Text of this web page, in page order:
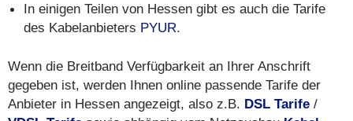
In einigen Teilen von Hessen gibt es auch die Tarife
des Kabelanbieters PYUR.
Wenn die Breitband Verfügbarkeit an Ihrer Anschrift
gegeben ist, werden Ihnen online passende Tarife der
Anbieter in Hessen angezeigt, also z.B. DSL Tarife /